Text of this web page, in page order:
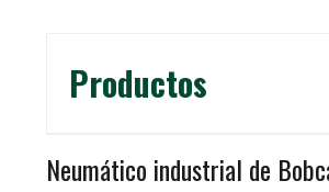
Productos
Neumático industrial de